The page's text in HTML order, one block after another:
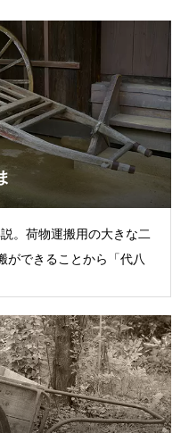
。荷物運搬用の大きな二
ができることから「代八